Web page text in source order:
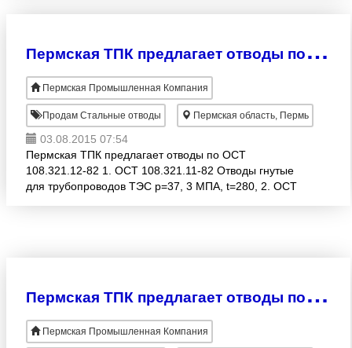
П
ермская ТПК предлагает отводы по ОСТ 108.321.12-82
Пермская Промышленная Компания
Продам Стальные отводы Пермская область, Пермь
03.08.2015 07:54
Пермская ТПК предлагает отводы по ОСТ
108.321.12-82 1. ОСТ 108.321.11-82 Отводы гнутые
для трубопроводов ТЭС р=37, 3 МПА, t=280, 2. ОСТ
П
ермская ТПК предлагает отводы по ОСТ 108.321.11-82
Пермская Промышленная Компания